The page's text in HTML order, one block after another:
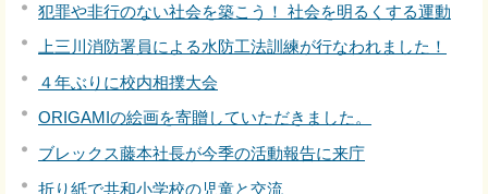
犯罪や非行のない社会を築こう！ 社会を明るくする運動
上三川消防署員による水防工法訓練が行なわれました！
４年ぶりに校内相撲大会
ORIGAMIの絵画を寄贈していただきました。
ブレックス藤本社長が今季の活動報告に来庁
折り紙で共和小学校の児童と交流